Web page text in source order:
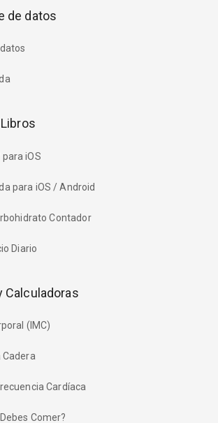
de datos
iOS
para iOS / Android
Contador
Diario
Calculadoras
(IMC)
Cadera
Cardíaca
Comer?